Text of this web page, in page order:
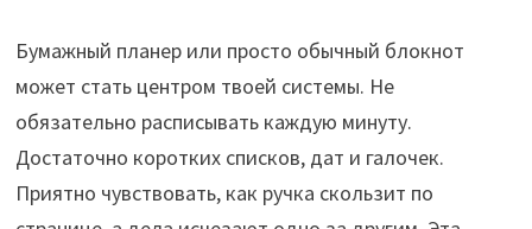
Бумажный планер или просто обычный блокнот
может стать центром твоей системы. Не
обязательно расписывать каждую минуту.
Достаточно коротких списков, дат и галочек.
Приятно чувствовать, как ручка скользит по